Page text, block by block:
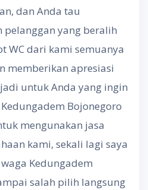
dan Anda tau
yang beralih
WC dari kami semuanya
memberikan apresiasi
untuk Anda yang ingin
Bojonegoro
mengunakan jasa
kami, sekali lagi saya
Kedungadem
salah pilih langsung